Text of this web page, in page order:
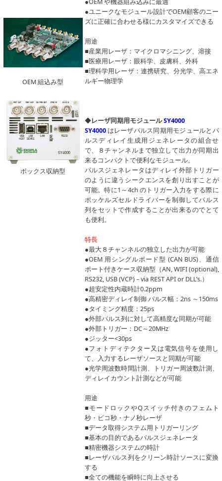
OEM 組込み型
ボックス収納型
●OEM や機器組み込みに最適
●ユニークなモジュール設計でOEM顧客のニー
ズに正確に合わせる様にカスタマイズできる
用途
■産業用レーザ：マイクロマシニング、溶接
■医療用レーザ：眼科学、皮膚科、外科
■理科学用レーザ：連携研究、分光学、高エネ
ルギー物理学
◆レーザ同期用モジュールSY4000
SY4000 はレーザパルス同期用モジュールとパ
ルスディレイ生成用ジェネレータの組合せ
で、８チャンネルまで独立して出力が同期出
来るコンパクトで便利なモジュール。
パルスジェネレータはディレイ外部トリガー
のように違うシークエンスを創り出すことが
可能。特に1～4ch のトリガー入力をする際に
ポッケルズセルドライバーを制御してパルス
列をセットで作成することが出来るのでとて
も便利。
特長
●最大８チャンネルの独立した出力が可能
●OEM 用シングルボード型 (CAN BUS)、通信
ポート付きケース収納型（AN, WIFI (optional),
RS232, USB (VCP) – via REST API or DLL’s.）
●超安定性内蔵時計0.2ppm
●高精密ディレイ制御 パルス幅：2ns ～150ms
●タイミング精度：25ps
●外部パルス列に対して高精度な同期が可能
●外部トリガー：DC～20MHz
●ジッター<30ps
●フォトディテクター又は電気信号を使用し
て、入力するレーザソースと同期が可能
●光学周波数時間計測、トリガー周波数計測、
ディレイカウント計測などが可能
用途
■モードロックやQスイッチ付きのフェムト
秒・ピコ秒・ナノ秒レーザ
■データ取得システム用トリガーリング
■基本の目的であるパルスジェネレータ
■精密機器システムの時計
■レーザパルス列をクリーン時計ソースに変換
する
■全ての機能を瞬時に向上させる